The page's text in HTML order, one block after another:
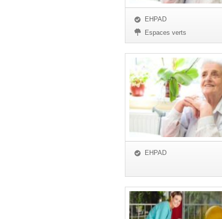
EHPAD
Espaces verts
EHPAD